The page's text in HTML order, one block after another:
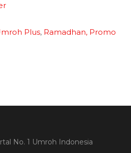
Plus, Ramadhan, Promo
No. 1 Umroh Indonesia